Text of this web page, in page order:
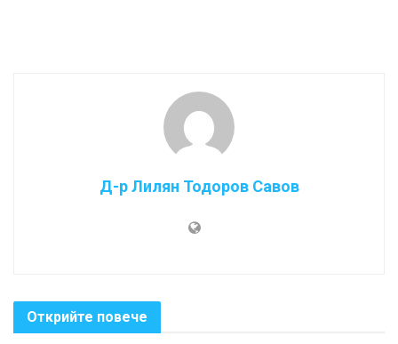
Д-р Лилян Тодоров Савов
Открийте повече